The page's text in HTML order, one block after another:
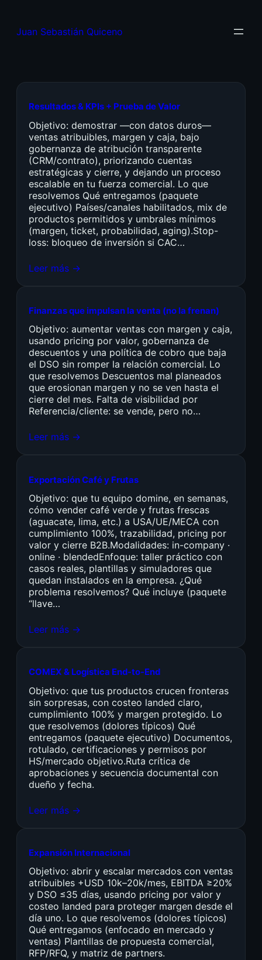
Juan Sebastián Quiceno
Resultados & KPIs + Prueba de Valor
Objetivo: demostrar —con datos duros—
ventas atribuibles, margen y caja, bajo
gobernanza de atribución transparente
(CRM/contrato), priorizando cuentas
estratégicas y cierre, y dejando un proceso
escalable en tu fuerza comercial. Lo que
resolvemos Qué entregamos (paquete
ejecutivo) Países/canales habilitados, mix de
productos permitidos y umbrales mínimos
(margen, ticket, probabilidad, aging).Stop-
loss: bloqueo de inversión si CAC…
Leer más →
Finanzas que impulsan la venta (no la frenan)
Objetivo: aumentar ventas con margen y caja,
usando pricing por valor, gobernanza de
descuentos y una política de cobro que baja
el DSO sin romper la relación comercial. Lo
que resolvemos Descuentos mal planeados
que erosionan margen y no se ven hasta el
cierre del mes. Falta de visibilidad por
Referencia/cliente: se vende, pero no…
Leer más →
Exportación Café y Frutas
Objetivo: que tu equipo domine, en semanas,
cómo vender café verde y frutas frescas
(aguacate, lima, etc.) a USA/UE/MECA con
cumplimiento 100%, trazabilidad, pricing por
valor y cierre B2B.Modalidades: in-company ·
online · blendedEnfoque: taller práctico con
casos reales, plantillas y simuladores que
quedan instalados en la empresa. ¿Qué
problema resolvemos? Qué incluye (paquete
“llave…
Leer más →
COMEX & Logística End-to-End
Objetivo: que tus productos crucen fronteras
sin sorpresas, con costeo landed claro,
cumplimiento 100% y margen protegido. Lo
que resolvemos (dolores típicos) Qué
entregamos (paquete ejecutivo) Documentos,
rotulado, certificaciones y permisos por
HS/mercado objetivo.Ruta crítica de
aprobaciones y secuencia documental con
dueño y fecha.
Leer más →
Expansión Internacional
Objetivo: abrir y escalar mercados con ventas
atribuibles +USD 10k–20k/mes, EBITDA ≥20%
y DSO ≤35 días, usando pricing por valor y
costeo landed para proteger margen desde el
día uno. Lo que resolvemos (dolores típicos)
Qué entregamos (enfocado en mercado y
ventas) Plantillas de propuesta comercial,
RFP/RFQ, y matriz de partners.